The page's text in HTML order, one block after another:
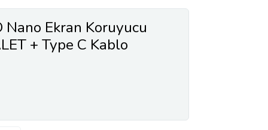
Ekran Koruyucu
+ Type C Kablo